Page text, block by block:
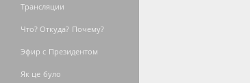
Трансляции
Что? Откуда? Почему?
Эфир с Президентом
Як це було